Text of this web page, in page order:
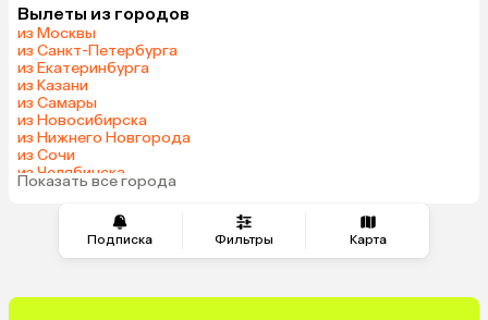
Подписка Фильтры Карта
Вылеты из городов
из Москвы
из Санкт-Петербурга
из Екатеринбурга
из Казани
из Самары
из Новосибирска
из Нижнего Новгорода
из Сочи
из Челябинска
из Омска
Показать все города